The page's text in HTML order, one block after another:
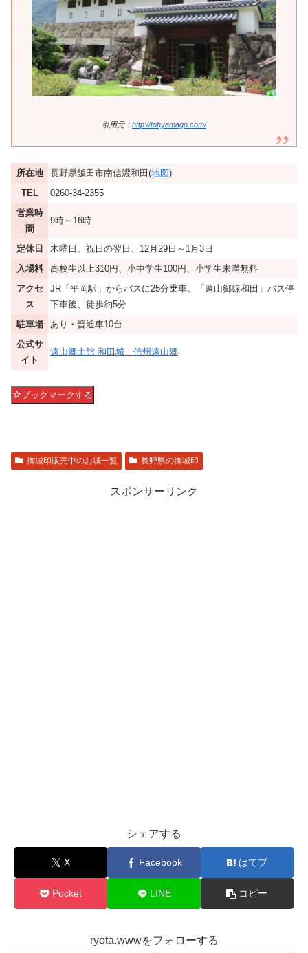
引用元： http://tohyamago.com/
所在地 長野県飯田市南信濃和田(地図)
TEL
0260-34-2355
営業時
間
9時～16時
定休日
木曜日、祝日の翌日、12月29日～1月3日
入場料
高校生以上310円、小中学生100円、小学生未満無料
アクセ
ス
JR「平岡駅」からバスに25分乗車。「遠山郷線和田」バス停
下車後、徒歩約5分
駐車場
あり・普通車10台
公式サ
イト
遠山郷土館 和田城｜信州遠山郷
ブックマークする
御城印販売中のお城一覧 長野県の御城印
スポンサーリンク
シェアする
X Facebook はてブ
Pocket LINE コピー
ryota.wwwをフォローする